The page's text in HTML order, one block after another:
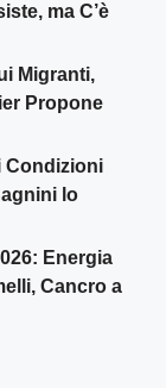
ma C’è
Migranti,
Propone
Condizioni
lo
Energia
Cancro a